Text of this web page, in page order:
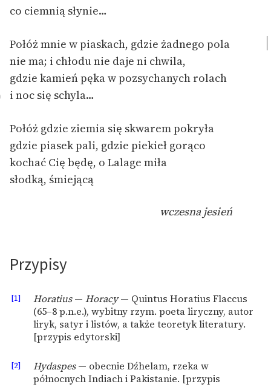
Kontakt
O projekcie
Zespół
Zasady wykorzystania
Wolnych Lektur
Logotypy
Dane fundacji i
Regulamin darowizn
Informacja o treściach
Deklaracja dostępności
co ciemnią słynie…
Połóż mnie w piaskach, gdzie żadnego pola
nie ma; i chłodu nie daje ni chwila,
gdzie kamień pęka w pozsychanych rolach
i noc się schyla…
Połóż gdzie ziemia się skwarem pokryła
gdzie piasek pali, gdzie piekieł gorąco
kochać Cię będę, o Lalage miła
słodką, śmiejącą
wczesna jesień
Przypisy
[1] Horatius—Horacy— Quintus Horatius Flaccus
(65–8 p.n.e.), wybitny rzym. poeta liryczny, autor
liryk, satyr i listów, a także teoretyk literatury.
[przypis edytorski]
[2] Hydaspes— obecnie Dźhelam, rzeka w
północnych Indiach i Pakistanie. [przypis